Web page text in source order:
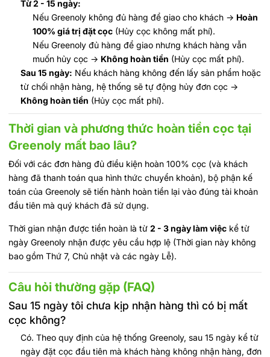
Từ 2 - 15 ngày:
Nếu Greenoly không đủ hàng để giao cho khách -> Hoàn
100% giá trị đặt cọc (Hủy cọc không mất phí).
Nếu Greenoly đủ hàng để giao nhưng khách hàng vẫn
muốn hủy cọc -> Không hoàn tiền (Hủy cọc mất phí).
Sau 15 ngày: Nếu khách hàng không đến lấy sản phẩm hoặc
từ chối nhận hàng, hệ thống sẽ tự động hủy đơn cọc ->
Không hoàn tiền (Hủy cọc mất phí).
Thời gian và phương thức hoàn tiền cọc tại
Greenoly mất bao lâu?
Đối với các đơn hàng đủ điều kiện hoàn 100% cọc (và khách
hàng đã thanh toán qua hình thức chuyển khoản), bộ phận kế
toán của Greenoly sẽ tiến hành hoàn tiền lại vào đúng tài khoản
đầu tiên mà quý khách đã sử dụng.
Thời gian nhận được tiền hoàn là từ 2 - 3 ngày làm việc kể từ
ngày Greenoly nhận được yêu cầu hợp lệ (Thời gian này không
bao gồm Thứ 7, Chủ nhật và các ngày Lễ).
Câu hỏi thường gặp (FAQ)
Sau 15 ngày tôi chưa kịp nhận hàng thì có bị mất
cọc không?
Có. Theo quy định của hệ thống Greenoly, sau 15 ngày kể từ
ngày đặt cọc đầu tiên mà khách hàng không nhận hàng, đơn